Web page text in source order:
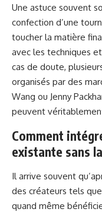
Une astuce souvent
confection d’une
toucher la matière
avec les techniques
cas de doute,
organisés par des
Wang ou Jenny
peuvent
Comment
existante sans
Il arrive souvent
des créateurs tels
quand même